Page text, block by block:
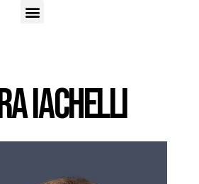
Iachelli